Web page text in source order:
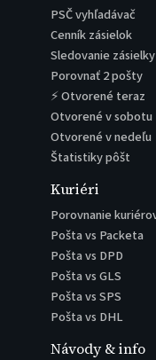
PSČ vyhľadávač
Cenník zásielok
Sledovanie zásielky
Porovnať 2 pošty
⚡ Otvorené teraz
Otvorené v sobotu
Otvorené v nedeľu
Štatistiky pôšt
Kuriéri
Porovnanie
Pošta vs Packeta
Pošta vs DPD
Pošta vs GLS
Pošta vs SPS
Pošta vs DHL
Návody & info